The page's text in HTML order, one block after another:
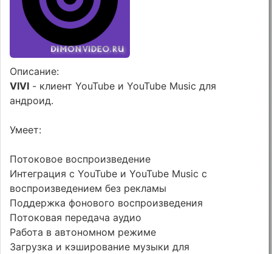
Описание:
VIVI - клиент YouTube и YouTube Music для
андроид.
Умеет:
Потоковое воспроизведение
Интеграция с YouTube и YouTube Music с
воспроизведением без рекламы
Поддержка фонового воспроизведения
Потоковая передача аудио
Работа в автономном режиме
Загрузка и кэширование музыки для